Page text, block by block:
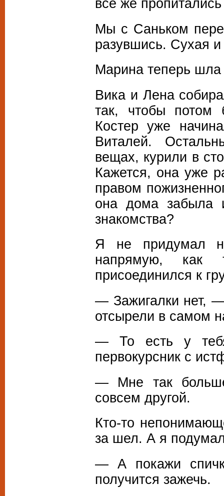
все же
Мы с Саньком
разувшись. Сухая
Марина теперь
Вика и Лена
так, чтобы потом
Костер уже
Виталей.
вещах, курили в
Кажется, она уже
правом
она дома забыла
знакомства?
Я не придумал
напрямую, как
присоединился к
— Зажигалки нет,
отсырели в самом
— То есть у
первокурсник с
— Мне так больше
совсем другой.
Кто-то
за шел. А я
— А покажи
получится зажечь.